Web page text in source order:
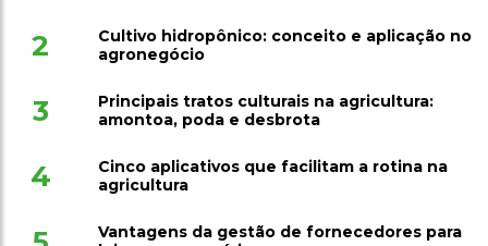
2
Cultivo hidropônico: conceito e aplicação no
agronegócio
3
Principais tratos culturais na agricultura:
amontoa, poda e desbrota
4
Cinco aplicativos que facilitam a rotina na
agricultura
Vantagens da gestão de fornecedores para